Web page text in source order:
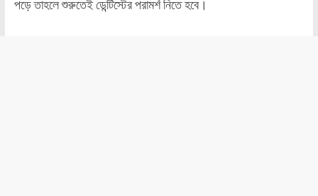
পড়ে তাহলে শুরুতেই ডেন্টিস্টের পরামর্শ নিতে হবে।